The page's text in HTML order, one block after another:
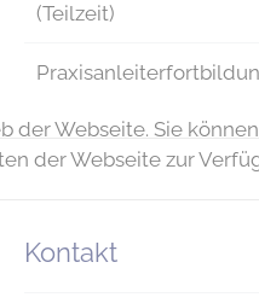
(Teilzeit)
Kontakt
Webseite. Sie
der Webseite zur